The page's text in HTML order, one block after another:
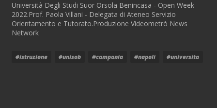
Università Degli Studi Suor Orsola Benincasa - Open Week
2022.Prof. Paola Villani - Delegata di Ateneo Servizio
Orientamento e Tutorato.Produzione Videometrò News
Network
#istruzione #unisob #campania #napoli #universita